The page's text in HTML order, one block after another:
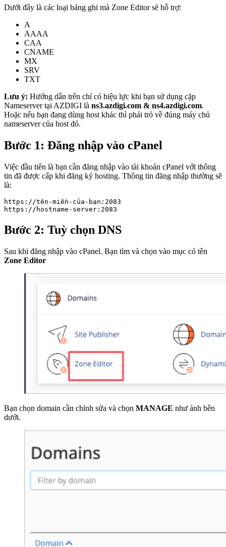
Dưới đây là các loại bảng ghi mà Zone Editor sẽ hỗ trợ:
A
AAAA
CAA
CNAME
MX
SRV
TXT
Lưu ý: Hướng dẫn trên chỉ có hiệu lực khi bạn sử dụng cặp
Nameserver tại AZDIGI là ns3.azdigi.com & ns4.azdigi.com.
Hoặc nếu bạn đang dùng host khác thì phải trỏ về đúng máy chủ
nameserver của host đó.
Bước 1: Đăng nhập vào cPanel
Việc đầu tiên là bạn cần đăng nhập vào tài khoản cPanel với thông
tin đã được cấp khi đăng ký hosting. Thông tin đăng nhập thường sẽ
là:
https://tên-miền-của-bạn:2083
https://hostname-server:2083
Bước 2: Tuỳ chọn DNS
Sau khi đăng nhập vào cPanel. Bạn tìm và chọn vào mục có tên
Zone Editor
Bạn chọn domain cần chỉnh sửa và chọn MANAGE như ảnh bên
dưới.